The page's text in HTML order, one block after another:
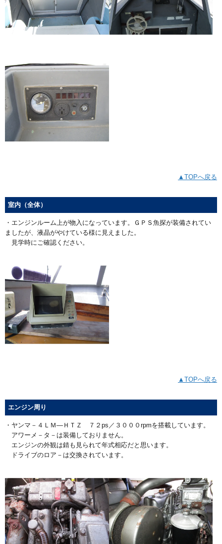
▲TOPへ戻る
室内（全体）
・エンジンルーム上が物入になっています。ＧＰＳ魚探が装備されてい
ましたが、液晶がやけている様に見えました。
見学時にご確認ください。
▲TOPへ戻る
エンジン周り
・ヤンマ－４ＬＭ―ＨＴＺ ７２ps／３０００rpmを搭載しています。
アワーメ－タ－は装備しておりません。
エンジンの外観は錆も見られて年式相応だと思います。
ドライブのロア－は交換されています。